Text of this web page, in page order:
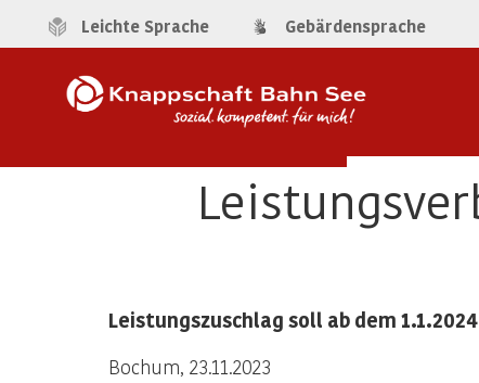
Leichte Sprache Gebärdensprache
Leistungszuschlag soll ab dem
Bochum, 23.11.2023